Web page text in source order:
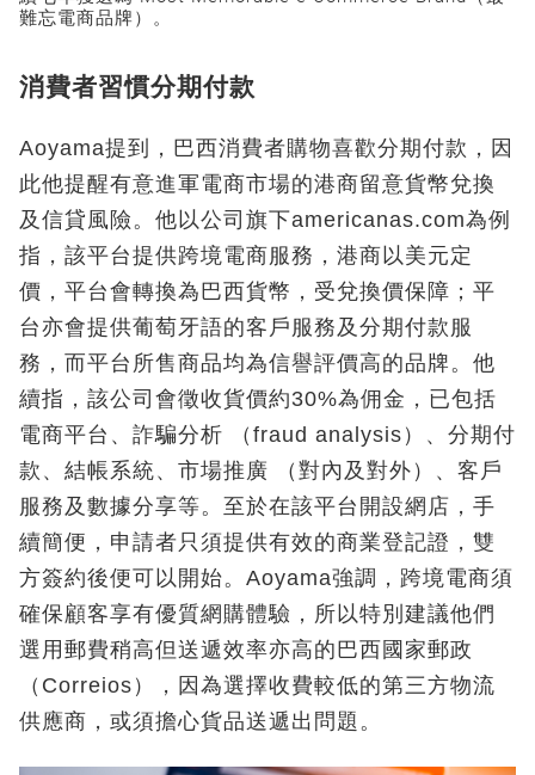
難忘電商品牌）。
消費者習慣分期付款
Aoyama提到，巴西消費者購物喜歡分期付款，因
此他提醒有意進軍電商市場的港商留意貨幣兌換
及信貸風險。他以公司旗下americanas.com為例
指，該平台提供跨境電商服務，港商以美元定
價，平台會轉換為巴西貨幣，受兌換價保障；平
台亦會提供葡萄牙語的客戶服務及分期付款服
務，而平台所售商品均為信譽評價高的品牌。他
續指，該公司會徵收貨價約30%為佣金，已包括
電商平台、詐騙分析 （fraud analysis）、分期付
款、結帳系統、市場推廣 （對內及對外）、客戶
服務及數據分享等。至於在該平台開設網店，手
續簡便，申請者只須提供有效的商業登記證，雙
方簽約後便可以開始。Aoyama強調，跨境電商須
確保顧客享有優質網購體驗，所以特別建議他們
選用郵費稍高但送遞效率亦高的巴西國家郵政
（Correios），因為選擇收費較低的第三方物流
供應商，或須擔心貨品送遞出問題。